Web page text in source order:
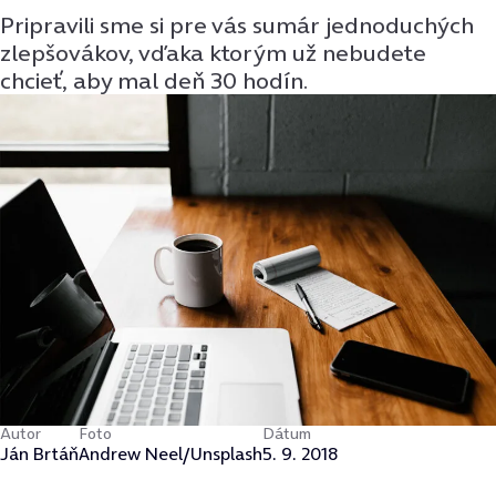
Pripravili sme si pre vás sumár jednoduchých
zlepšovákov, vďaka ktorým už nebudete
chcieť, aby mal deň 30 hodín.
Autor
Ján Brtáň
Foto
Andrew Neel/Unsplash
Dátum
5. 9. 2018